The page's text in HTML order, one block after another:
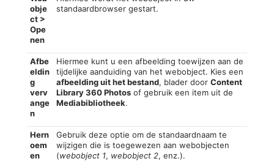
obje
ct >
Ope
nen
standaardbrowser gestart.
Afbe
eldin
g
verv
ange
n
Hiermee kunt u een afbeelding toewijzen aan de
tijdelijke aanduiding van het webobject. Kies een
afbeelding uit het bestand, blader doorContent
Library 360 Photos of gebruik een item uit de
Mediabibliotheek.
Hern
oem
en
Gebruik deze optie om de standaardnaam te
wijzigen die is toegewezen aan webobjecten
(webobject 1, webobject 2, enz.).